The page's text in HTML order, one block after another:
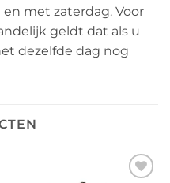
met zaterdag. Voor
geldt dat als u
dezelfde dag nog